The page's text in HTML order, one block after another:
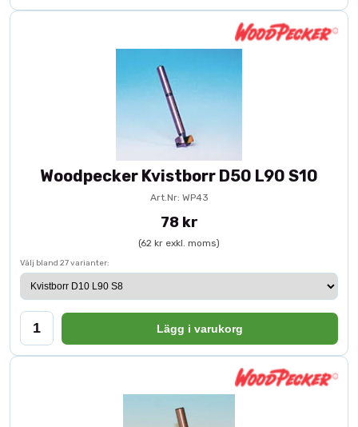
Woodpecker Kvistborr D50 L90 S10
Art.Nr: WP43
78 kr
(62 kr exkl. moms)
Välj bland 27 varianter:
Lägg i varukorg